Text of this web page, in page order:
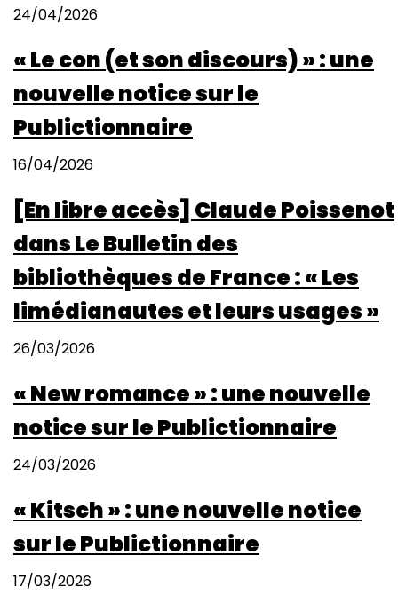
24/04/2026
« Le con (et son discours) » : une
nouvelle notice sur le
Publictionnaire
16/04/2026
[En libre accès] Claude Poissenot
dans Le Bulletin des
bibliothèques de France : « Les
limédianautes et leurs usages »
26/03/2026
« New romance » : une nouvelle
notice sur le Publictionnaire
24/03/2026
« Kitsch » : une nouvelle notice
sur le Publictionnaire
17/03/2026